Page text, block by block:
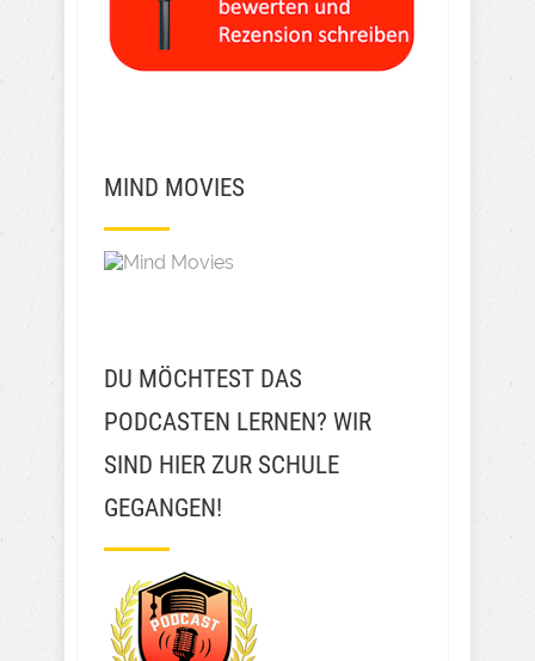
MIND MOVIES
DU MÖCHTEST DAS
PODCASTEN LERNEN? WIR
SIND HIER ZUR SCHULE
GEGANGEN!